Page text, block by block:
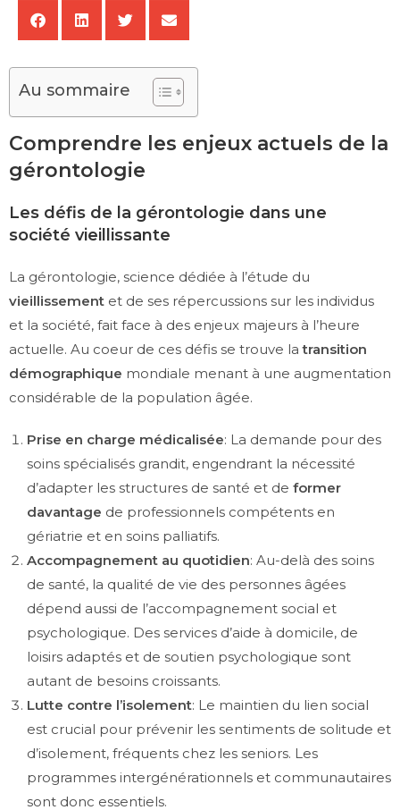
Au sommaire
Comprendre les enjeux actuels de la
gérontologie
Les défis de la gérontologie dans une
société vieillissante
La gérontologie, science dédiée à l’étude du
vieillissement et de ses répercussions sur les individus
et la société, fait face à des enjeux majeurs à l’heure
actuelle. Au coeur de ces défis se trouve latransition
démographique mondiale menant à une augmentation
considérable de la population âgée.
Prise en charge médicalisée: La demande pour des
soins spécialisés grandit, engendrant la nécessité
d’adapter les structures de santé et de former
davantage de professionnels compétents en
gériatrie et en soins palliatifs.
Accompagnement au quotidien: Au-delà des soins
de santé, la qualité de vie des personnes âgées
dépend aussi de l’accompagnement social et
psychologique. Des services d’aide à domicile, de
loisirs adaptés et de soutien psychologique sont
autant de besoins croissants.
Lutte contre l’isolement: Le maintien du lien social
est crucial pour prévenir les sentiments de solitude et
d’isolement, fréquents chez les seniors. Les
programmes intergénérationnels et communautaires
sont donc essentiels.